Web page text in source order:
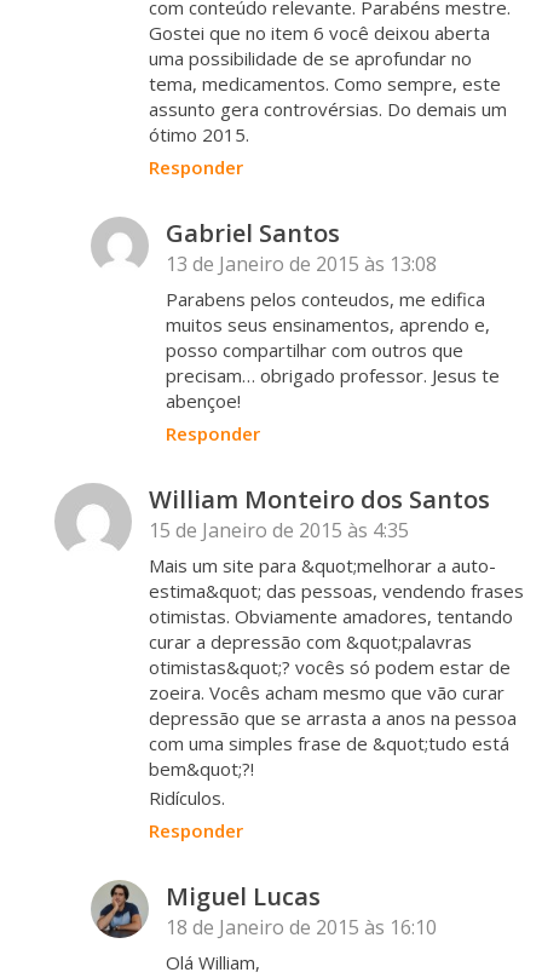
com conteúdo relevante. Parabéns mestre.
Gostei que no item 6 você deixou aberta
uma possibilidade de se aprofundar no
tema, medicamentos. Como sempre, este
assunto gera controvérsias. Do demais um
ótimo 2015.
Responder
Gabriel Santos
13 de Janeiro de 2015 às 13:08
Parabens pelos conteudos, me edifica
muitos seus ensinamentos, aprendo e,
posso compartilhar com outros que
precisam… obrigado professor. Jesus te
abençoe!
Responder
William Monteiro dos Santos
15 de Janeiro de 2015 às 4:35
Mais um site para &quot;melhorar a auto-
estima&quot; das pessoas, vendendo frases
otimistas. Obviamente amadores, tentando
curar a depressão com &quot;palavras
otimistas&quot;? vocês só podem estar de
zoeira. Vocês acham mesmo que vão curar
depressão que se arrasta a anos na pessoa
com uma simples frase de &quot;tudo está
bem&quot;?!
Ridículos.
Responder
Miguel Lucas
18 de Janeiro de 2015 às 16:10
Olá William,